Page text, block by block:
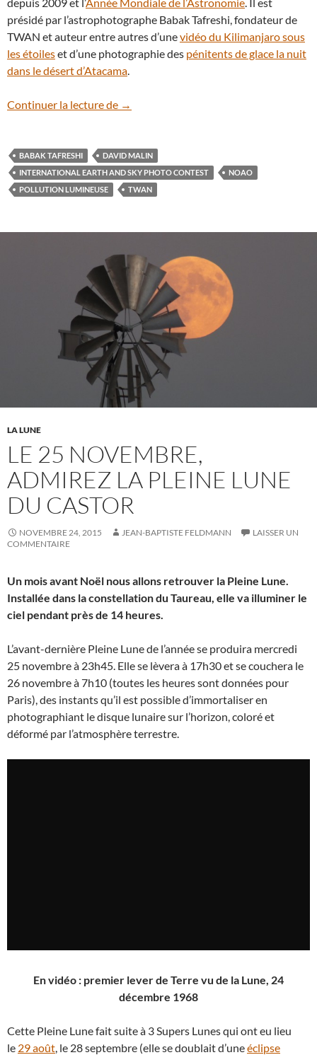
présidé par l’astrophotographe Babak Tafreshi, fondateur de
TWAN et auteur entre autres d’unevidéo du Kilimanjaro sous
les étoileset d’une photographie des pénitents de glace la nuit
dans le désert d’Atacama
Continuer la lecture de En vidéo : les images gagnantes du
→
BABAK TAFRESHI
DAVID MALIN
INTERNATIONAL EARTH AND SKY PHOTO CONTEST
NOAO
POLLUTION LUMINEUSE
TWAN
LA LUNE
LE 25 NOVEMBRE,
ADMIREZ LA PLEINE LUNE
DU CASTOR
NOVEMBRE 24, 2015 JEAN-BAPTISTE FELDMANN
LAISSER UN
COMMENTAIRE
Un mois avant Noël nous allons retrouver la Pleine Lune.
Installée dans la constellation du Taureau, elle va illuminer le
ciel pendant près de 14 heures.
L’avant-dernière Pleine Lune de l’année se produira mercredi
25 novembre à 23h45. Elle se lèvera à 17h30 et se couchera le
26 novembre à 7h10 (toutes les heures sont données pour
Paris), des instants qu’il est possible d’immortaliser en
photographiant le disque lunaire sur l’horizon, coloré et
déformé par l’atmosphère terrestre.
En vidéo : premier lever de Terre vu de la Lune, 24
décembre 1968
Cette Pleine Lune fait suite à 3 Supers Lunes qui ont eu lieu
le 29 août , le 28 septembre (elle se doublait d’uneéclipse